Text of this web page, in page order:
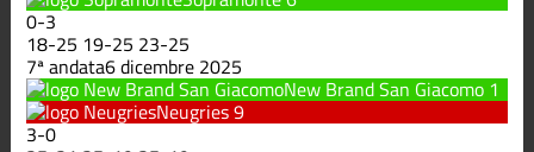
0-3
18-25 19-25 23-25
7ª andata6 dicembre 2025
New Brand San Giacomo 1
Neugries9
3-0